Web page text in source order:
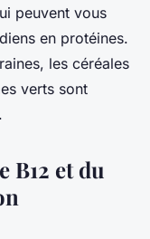
peuvent vous
en protéines.
les céréales
verts sont
B12 et du